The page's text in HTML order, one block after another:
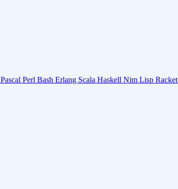
Pascal Perl Bash Erlang Scala Haskell Nim Lisp Racket